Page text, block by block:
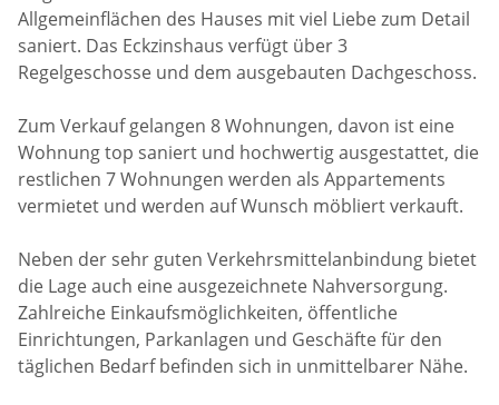
Allgemeinflächen des Hauses mit viel Liebe zum Detail
saniert. Das Eckzinshaus verfügt über 3
Regelgeschosse und dem ausgebauten Dachgeschoss.
Zum Verkauf gelangen 8 Wohnungen, davon ist eine
Wohnung top saniert und hochwertig ausgestattet, die
restlichen 7 Wohnungen werden als Appartements
vermietet und werden auf Wunsch möbliert verkauft.
Neben der sehr guten Verkehrsmittelanbindung bietet
die Lage auch eine ausgezeichnete Nahversorgung.
Zahlreiche Einkaufsmöglichkeiten, öffentliche
Einrichtungen, Parkanlagen und Geschäfte für den
täglichen Bedarf befinden sich in unmittelbarer Nähe.